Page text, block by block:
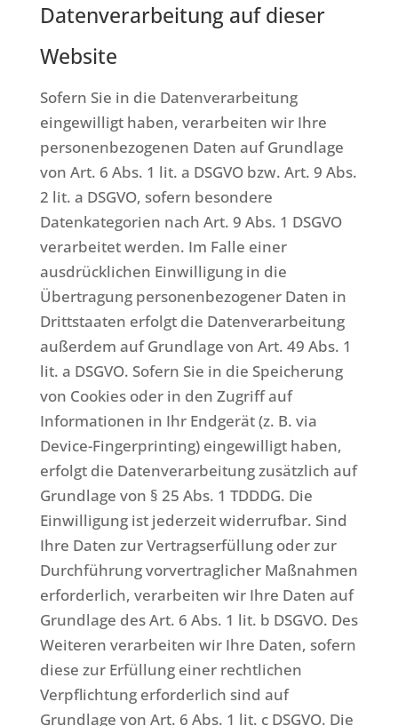
Datenverarbeitung auf dieser
Website
Sofern Sie in die Datenverarbeitung
eingewilligt haben, verarbeiten wir Ihre
personenbezogenen Daten auf Grundlage
von Art. 6 Abs. 1 lit. a DSGVO bzw. Art. 9 Abs.
2 lit. a DSGVO, sofern besondere
Datenkategorien nach Art. 9 Abs. 1 DSGVO
verarbeitet werden. Im Falle einer
ausdrücklichen Einwilligung in die
Übertragung personenbezogener Daten in
Drittstaaten erfolgt die Datenverarbeitung
außerdem auf Grundlage von Art. 49 Abs. 1
lit. a DSGVO. Sofern Sie in die Speicherung
von Cookies oder in den Zugriff auf
Informationen in Ihr Endgerät (z. B. via
Device-Fingerprinting) eingewilligt haben,
erfolgt die Datenverarbeitung zusätzlich auf
Grundlage von § 25 Abs. 1 TDDDG. Die
Einwilligung ist jederzeit widerrufbar. Sind
Ihre Daten zur Vertragserfüllung oder zur
Durchführung vorvertraglicher Maßnahmen
erforderlich, verarbeiten wir Ihre Daten auf
Grundlage des Art. 6 Abs. 1 lit. b DSGVO. Des
Weiteren verarbeiten wir Ihre Daten, sofern
diese zur Erfüllung einer rechtlichen
Verpflichtung erforderlich sind auf
Grundlage von Art. 6 Abs. 1 lit. c DSGVO. Die